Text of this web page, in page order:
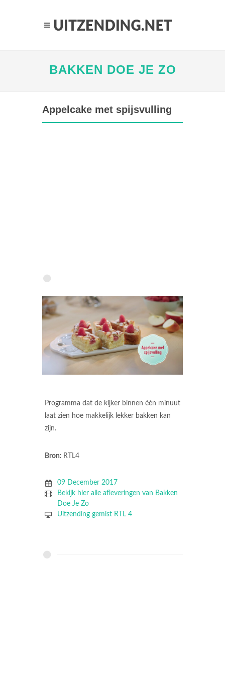
BAKKEN DOE JE ZO
Appelcake met spijsvulling
Programma dat de kijker binnen één minuut
laat zien hoe makkelijk lekker bakken kan
zijn.
Bron: RTL4
09 December 2017
Bekijk hier alle afleveringen van Bakken
Doe Je Zo
Uitzending gemist RTL 4